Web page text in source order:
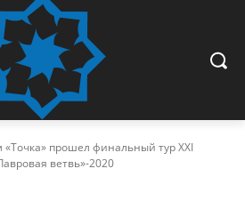
прошел финальный тур XXI
ветвь»-2020